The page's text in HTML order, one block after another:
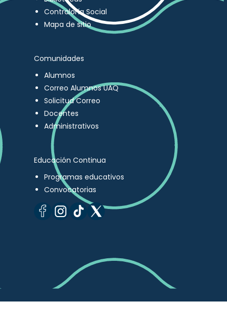
Contraloría Social
Mapa de sitio
Comunidades
Alumnos
Correo Alumnos UAQ
Solicitud Correo
Docentes
Administrativos
Educación Continua
Programas educativos
Convocatorias